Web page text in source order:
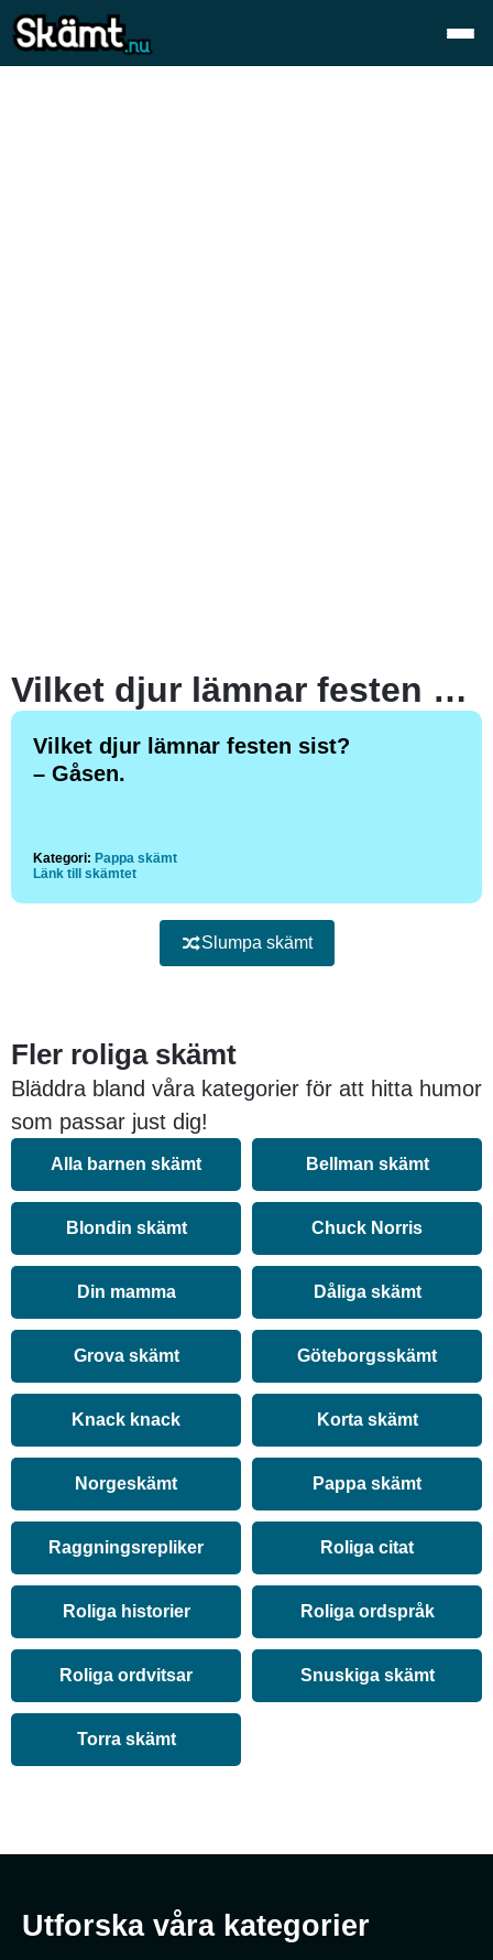
Vilket djur lämnar festen sist?
Vilket djur lämnar festen sist?
– Gåsen.
Kategori: Pappa skämt
Länk till skämtet
Slumpa skämt
Fler roliga skämt
Bläddra bland våra kategorier för att hitta humor
som passar just dig!
Alla barnen skämt Bellman skämt
Blondin skämt Chuck Norris
Din mamma Dåliga skämt
Grova skämt Göteborgsskämt
Knack knack Korta skämt
Norgeskämt Pappa skämt
Raggningsrepliker Roliga citat
Roliga historier Roliga ordspråk
Roliga ordvitsar Snuskiga skämt
Torra skämt
Utforska våra kategorier